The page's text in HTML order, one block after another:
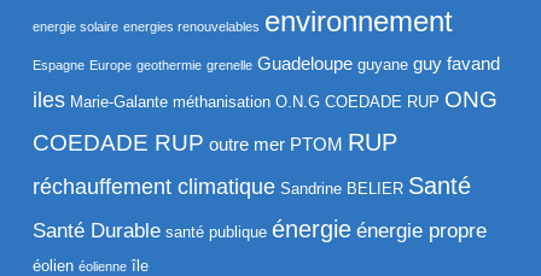
energie solaire energies renouvelables environnement
Espagne Europe geothermie grenelle Guadeloupe guyane guy favand
iles Marie-Galante méthanisation O.N.G COEDADE RUP ONG
COEDADE RUP outre mer PTOM RUP
réchauffement climatique Sandrine BELIER Santé
Santé Durable santé publique énergie énergie propre
éolien éolienne île